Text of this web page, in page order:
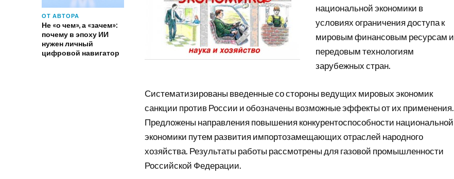
ОТ АВТОРА
Не «о чем», а «зачем»:
почему в эпоху ИИ
нужен личный
цифровой навигатор
национальной экономики в
условиях ограничения доступа к
мировым финансовым ресурсам и
передовым технологиям
зарубежных стран.
Систематизированы введенные со стороны ведущих мировых экономик
санкции против России и обозначены возможные эффекты от их применения.
Предложены направления повышения конкурентоспособности национальной
экономики путем развития импортозамещающих отраслей народного
хозяйства. Результаты работы рассмотрены для газовой промышленности
Российской Федерации.